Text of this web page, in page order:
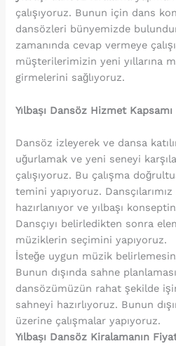
çalışıyoruz. Bunun için dans
dansözleri bünyemizde
zamanında cevap vermeye
müşterilerimizin yeni yıllarına
girmelerini sağlıyoruz.
Yılbaşı Dansöz Hizmet Kapsamı
Dansöz izleyerek ve dansa
uğurlamak ve yeni seneyi
çalışıyoruz. Bu çalışma
temini yapıyoruz.
hazırlanıyor ve yılbaşı
Dansçıyı belirledikten sonra
müziklerin seçimini yapıyoruz.
İsteğe uygun müzik
Bunun dışında sahne
dansözümüzün rahat şekilde
sahneyi hazırlıyoruz. Bunun
üzerine çalışmalar yapıyoruz.
Yılbaşı Dansöz Kiralamanın